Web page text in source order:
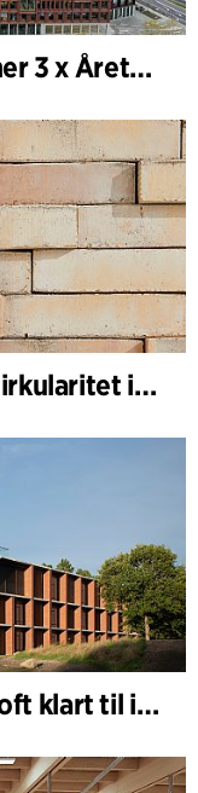
C.F. Møller Architects vinner 3 x Årets Bygg 2025
MIX: Når tradisjon møter sirkularitet i arkitekturen
Campus BØGEHØJ i Ebeltoft klart til innvielse: Unik trebygning ferdigstilt